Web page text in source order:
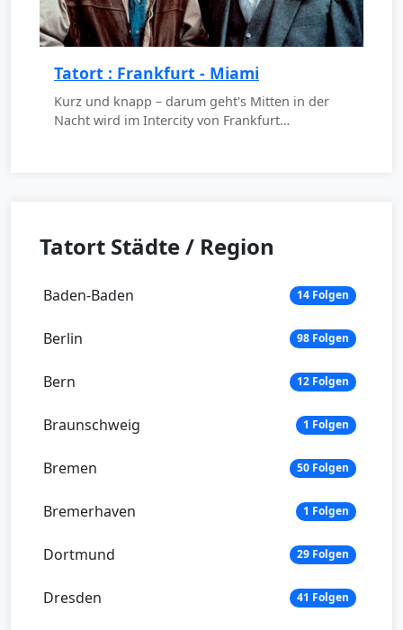
Tatort : Frankfurt - Miami
Kurz und knapp – darum geht's Mitten in der
Nacht wird im Intercity von Frankfurt…
Tatort Städte / Region
Baden-Baden 14 Folgen
Berlin 98 Folgen
Bern 12 Folgen
Braunschweig 1 Folgen
Bremen 50 Folgen
Bremerhaven 1 Folgen
Dortmund 29 Folgen
Dresden 41 Folgen